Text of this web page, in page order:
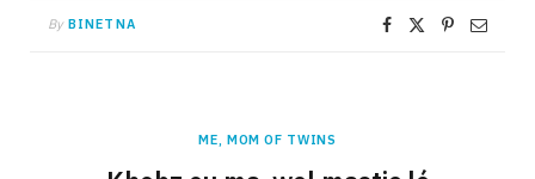
By BINETNA
ME, MOM OF TWINS